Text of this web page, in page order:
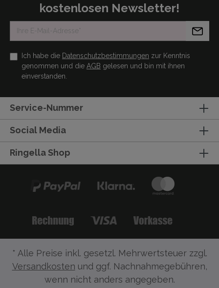
kostenlosen Newsletter!
Ich habe die Datenschutzbestimmungen zur Kenntnis
genommen und die AGB gelesen und bin mit ihnen
einverstanden.
Service-Nummer
Social Media
Ringella Shop
* Alle Preise inkl. gesetzl. Mehrwertsteuer zzgl.
Versandkosten und ggf. Nachnahmegebühren,
wenn nicht anders angegeben.